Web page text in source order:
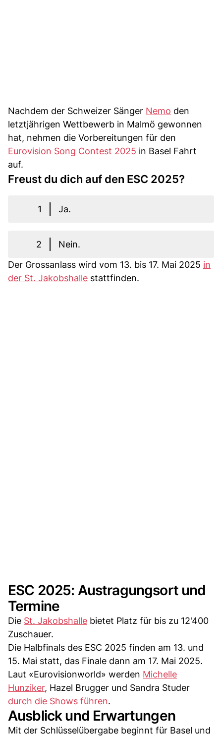
Nachdem der Schweizer Sänger Nemo den
letztjährigen Wettbewerb in Malmö gewonnen
hat, nehmen die Vorbereitungen für den
Eurovision Song Contest 2025 in Basel Fahrt
auf.
Freust du dich auf den ESC 2025?
1 Ja.
2
Nein.
Der Grossanlass wird vom 13. bis 17. Mai 2025 in
der St. Jakobshalle stattfinden.
ESC 2025: Austragungsort und
Termine
Die St. Jakobshalle bietet Platz für bis zu 12'400
Zuschauer.
Die Halbfinals des ESC 2025 finden am 13. und
15. Mai statt, das Finale dann am 17. Mai 2025.
Laut «Eurovisionworld» werden Michelle
Hunziker, Hazel Brugger und Sandra Studer
durch die Shows führen.
Ausblick und Erwartungen
Mit der Schlüsselübergabe beginnt für Basel und